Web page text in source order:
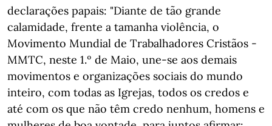
declarações papais: "Diante de tão grande
calamidade, frente a tamanha violência, o
Movimento Mundial de Trabalhadores Cristãos -
MMTC, neste 1.º de Maio, une-se aos demais
movimentos e organizações sociais do mundo
inteiro, com todas as Igrejas, todos os credos e
até com os que não têm credo nenhum, homens e